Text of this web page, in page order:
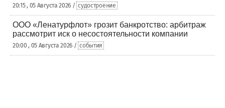
20:15 , 05 Августа 2026 / судостроение
ООО «Ленатурфлот» грозит банкротство: арбитраж
рассмотрит иск о несостоятельности компании
20:00 , 05 Августа 2026 / события